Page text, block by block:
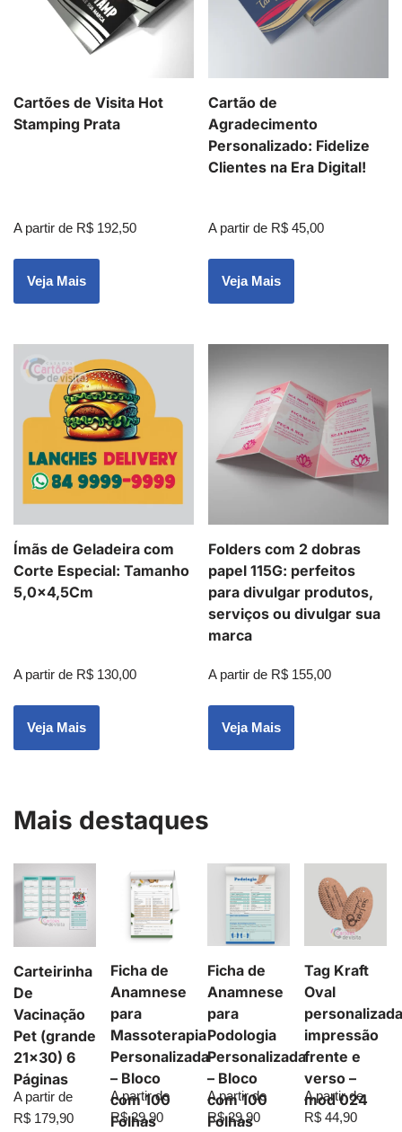
Cartões de Visita Hot
Stamping Prata
A partir de R$ 192,50
Veja Mais
Cartão de
Agradecimento
Personalizado: Fidelize
Clientes na Era Digital!
A partir de R$ 45,00
Veja Mais
Ímãs de Geladeira com
Corte Especial: Tamanho
5,0×4,5Cm
A partir de R$ 130,00
Veja Mais
Folders com 2 dobras
papel 115G: perfeitos
para divulgar produtos,
serviços ou divulgar sua
marca
A partir de R$ 155,00
Veja Mais
Mais destaques
Carteirinha
De
Vacinação
Pet (grande
21×30) 6
Páginas
A partir de
R$ 179,90
Ficha de
Anamnese
para
Massoterapia
Personalizada
– Bloco
com 100
Folhas
A partir de
R$29,90
Ficha de
Anamnese
para
Podologia
Personalizada
– Bloco
com 100
Folhas
A partir de
R$29,90
Tag Kraft
Oval
impressão
frente e
verso –
mod 024
A partir de
R$ 44,90